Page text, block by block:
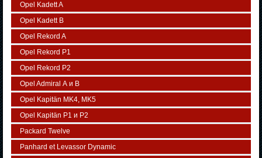
Opel Kadett A
Opel Kadett B
Opel Rekord A
Opel Rekord P1
Opel Rekord P2
Opel Admiral А и В
Opel Kapitän MK4, MK5
Opel Kapitän P1 и P2
Packard Twelve
Panhard et Levassor Dynamic